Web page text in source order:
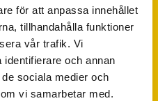
för att anpassa innehållet
tillhandahålla funktioner
vår trafik. Vi
och annan
sociala medier och
vi samarbetar med.
DHL Home Delivery